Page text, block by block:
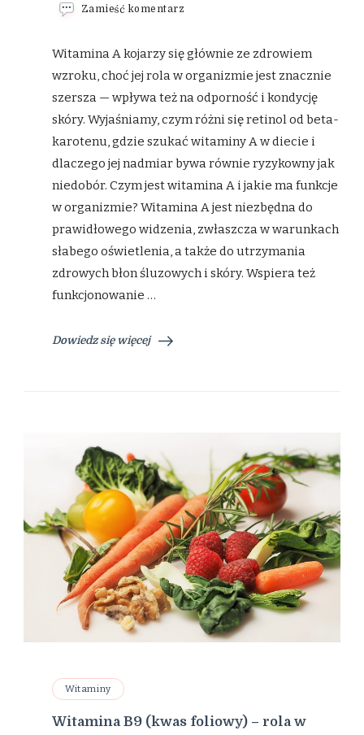
Zamieść komentarz
A
–
rola
organizmie,
objawy
i
najlepsze
w
diecie
Witamina A kojarzy się głównie ze zdrowiem
wzroku, choć jej rola w organizmie jest znacznie
szersza — wpływa też na odporność i kondycję
skóry. Wyjaśniamy, czym różni się retinol od beta-
karotenu, gdzie szukać witaminy A w diecie i
dlaczego jej nadmiar bywa równie ryzykowny jak
niedobór. Czym jest witamina A i jakie ma funkcje
w organizmie? Witamina A jest niezbędna do
prawidłowego widzenia, zwłaszcza w warunkach
słabego oświetlenia, a także do utrzymania
zdrowych błon śluzowych i skóry. Wspiera też
funkcjonowanie …
Dowiedz się więcej
Witaminy
Witamina B9 (kwas foliowy) – rola w